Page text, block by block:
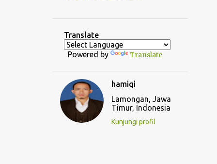
ISLAMICTECTURE
LANDSCAPE 4 MALANG 4
PORTOFOLIO
RUMAH TUMBUH
SIPIL UNISLA
Translate
Powered by Translate
hamiqi
Lamongan, Jawa
Timur, Indonesia
Kunjungi profil